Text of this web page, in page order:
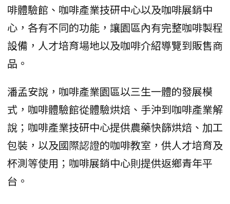
啡體驗館、咖啡產業技研中心以及咖啡展銷中
心，各有不同的功能，讓園區內有完整咖啡製程
設備，人才培育場地以及咖啡介紹導覽到販售商
品。
潘孟安說，咖啡產業園區以三生一體的發展模
式，咖啡體驗館從體驗烘焙、手沖到咖啡產業解
說；咖啡產業技研中心提供農藥快篩烘焙、加工
包裝，以及國際認證的咖啡教室，供人才培育及
杯測等使用；咖啡展銷中心則提供返鄉青年平
台。